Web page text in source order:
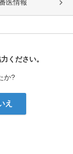
医情報
ください。
か?
え